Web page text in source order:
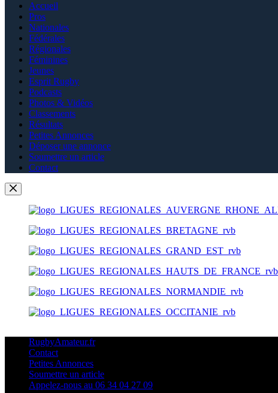
Accueil
Pros
Nationales
Fédérales
Régionales
Féminines
Jeunes
Esprit Rugby
Podcasts
Photos & Vidéos
Classements
Résultats
Petites Annonces
Déposer une annonce
Soumettre un article
Contact
RugbyAmateur.fr
Contact
Petites Annonces
Soumettre un article
Appelez-nous au 06 34 04 27 09